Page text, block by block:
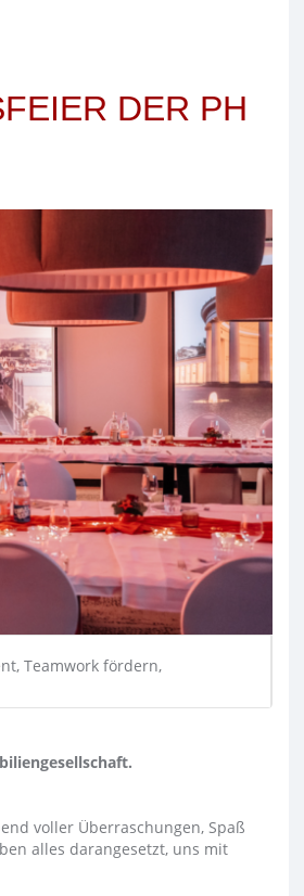
DER PH
Teamwork fördern,
voller Überraschungen, Spaß
alles darangesetzt, uns mit